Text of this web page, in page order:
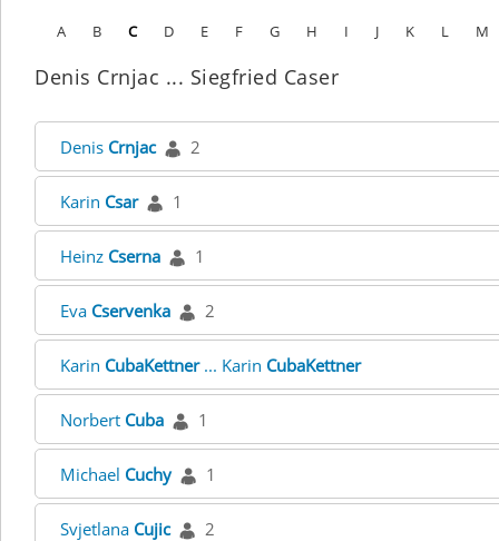
A B C D E F G H I J K L M
Denis Crnjac ... Siegfried Caser
Denis Crnjac 2
Karin Csar 1
Heinz Cserna 1
Eva Cservenka 2
Karin CubaKettner... Karin CubaKettner
Norbert Cuba 1
Michael Cuchy 1
Svjetlana Cujic 2